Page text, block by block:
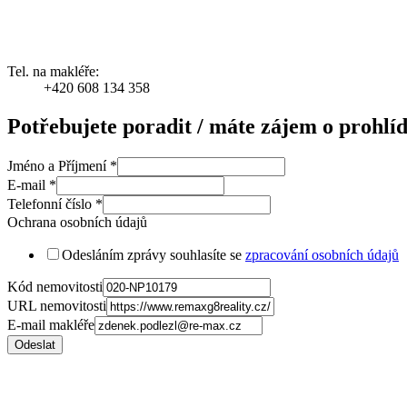
Tel. na makléře:
+420 608 134 358
Potřebujete poradit / máte zájem o
Jméno a Příjmení *
E-mail *
Telefonní číslo *
Ochrana osobních údajů
Odesláním zprávy souhlasíte se zpracování osobních údajů
Kód nemovitosti
URL nemovitosti
E-mail makléře
Odeslat